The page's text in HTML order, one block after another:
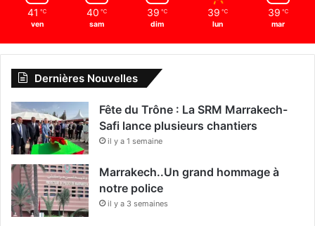
41 ℃
ven
40 ℃
sam
39 ℃
dim
39 ℃
lun
39 ℃
mar
Dernières Nouvelles
Fête du Trône : La SRM Marrakech-
Safi lance plusieurs chantiers
il y a 1 semaine
Marrakech..Un grand hommage à
notre police
il y a 3 semaines